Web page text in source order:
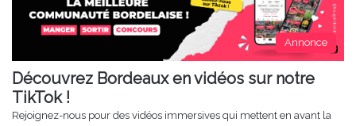
Annonce
Découvrez Bordeaux en vidéos sur notre
TikTok !
Rejoignez-nous pour des vidéos immersives qui mettent en avant la